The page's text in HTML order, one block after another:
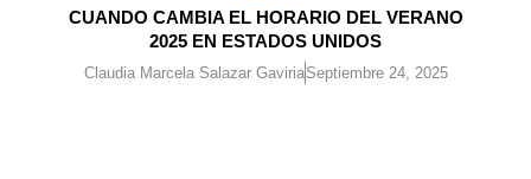
CUANDO CAMBIA EL HORARIO DEL VERANO
2025 EN ESTADOS UNIDOS
Claudia Marcela Salazar GaviriaSeptiembre 24, 2025